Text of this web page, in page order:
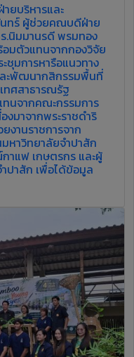
ยบริหารและ
นทร์ ผู้ช่วยคณบดีฝ่าย
.นิมมานรดี พรมทอง
มตัวแทนจากกองวิจัย
ชุมการหารือแนวทาง
ละพัฒนากสิกรรมพื้นที่
ทศสาธารณรัฐ
ทนจากคณะกรรมการ
งมาจากพระราชดำริ
านราชการจาก
หาวิทยาลัยจำปาสัก
าแฟ เกษตรกร และผู้
ปาสัก เพื่อได้ข้อมูล